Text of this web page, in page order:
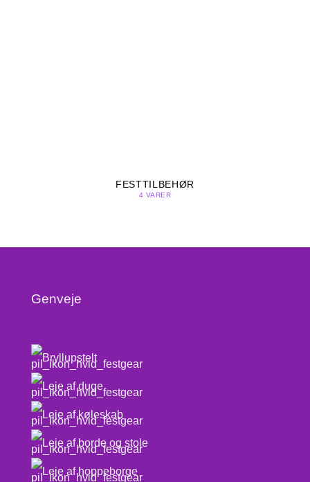
FESTTILBEHØR
4 VARER
Genveje
Bryllupstelt
Leje af duge
Leje af køleskab
Leje af borde og stole
Leje af hoppeborge